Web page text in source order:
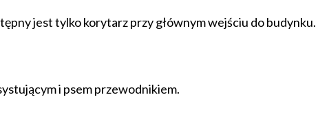
jest tylko korytarz przy głównym wejściu do budynku.
i psem przewodnikiem.